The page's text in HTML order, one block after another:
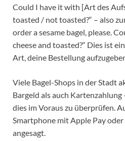
Could I have it with [Art des
toasted / not toasted?“ – also
order a sesame bagel, please.
cheese and toasted?“ Dies ist
Art, deine Bestellung
Viele Bagel-Shops in der Stadt
Bargeld als auch Kartenzahlung
dies im Voraus zu überprüfen.
Smartphone mit Apple Pay
angesagt.